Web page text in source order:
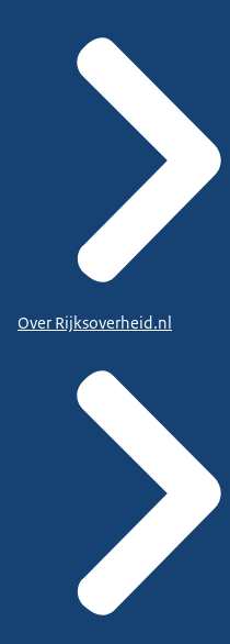
Over Rijksoverheid.nl